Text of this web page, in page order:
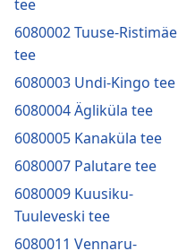
tee
6080002 Tuuse-Ristimäe
tee
6080003 Undi-Kingo tee
6080004 Ägliküla tee
6080005 Kanaküla tee
6080007 Palutare tee
6080009 Kuusiku-
Tuuleveski tee
6080011 Vennaru-